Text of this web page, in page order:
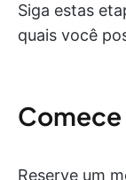
Siga estas
quais você
Reserve um